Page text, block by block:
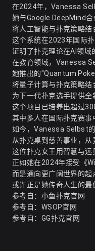
在2024年，Vanessa
她与Google DeepMind合
将人工智能与扑克策略结
这个系统在2023年国际
证明了扑克理论在AI领域
在教育领域，Vanessa
她推出的"Quantum
将量子计算与扑克策略结
为下一代扑克选手提供全
这个项目已培养出超过
其中多人在国际扑克赛事
如今，Vanessa Selbst的
从扑克桌到慈善事业，从
这位扑克女王用智慧与远
正如她在2024年接受《
而是通向更广阔世界的起
或许正是她传奇人生的最
参考自： 小鱼扑克官网
参考自： WSOP官网
参考自： GG扑克官网